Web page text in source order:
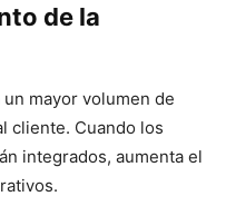
de la
mayor volumen de
cliente. Cuando los
integrados, aumenta el